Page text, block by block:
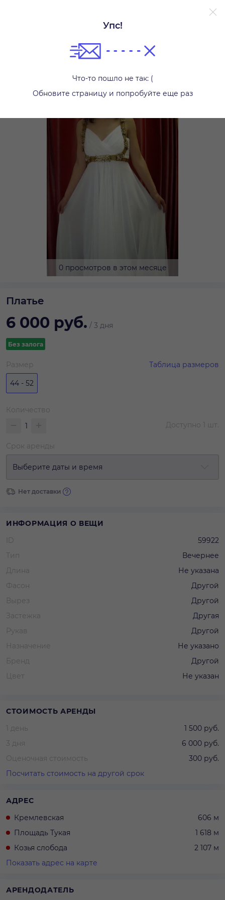
Упс!
Что-то пошло не так: (
Обновите страницу и попробуйте еще раз
0 просмотров в этом месяце
Платье
6 000 руб. / 3 дня
Без залога
Таблица размеров
Размер
44 - 52
Количество
Доступно 1 шт.
Срок аренды
Выберите даты и время
Нет доставки
ИНФОРМАЦИЯ О ВЕЩИ
ID
59922
Тип
Вечернее
Длина
Не указана
Фасон
Другой
Вырез
Другой
Застежка
Другая
Рукав
Другой
Назначение
Не указано
Бренд
Другой
Цвет
Не указан
СТОИМОСТЬ АРЕНДЫ
1 день
1 500 руб.
3 дня
6 000 руб.
Оценочная стоимость
300 руб.
Посчитать стоимость на другой срок
АДРЕС
Кремлевская
606 м
Площадь Тукая
1 618 м
Козья слобода
2 107 м
Показать адрес на карте
АРЕНДОДАТЕЛЬ